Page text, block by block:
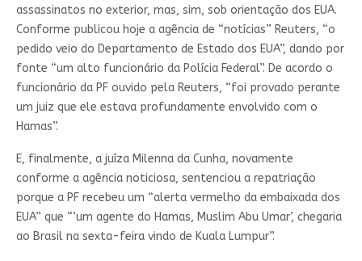
assassinatos no exterior, mas, sim, sob orientação dos EUA.
Conforme publicou hoje a agência de “notícias” Reuters, “o
pedido veio do Departamento de Estado dos EUA”, dando por
fonte “um alto funcionário da Polícia Federal”. De acordo o
funcionário da PF ouvido pela Reuters, “foi provado perante
um juiz que ele estava profundamente envolvido com o
Hamas”.
E, finalmente, a juíza Milenna da Cunha, novamente
conforme a agência noticiosa, sentenciou a repatriação
porque a PF recebeu um “alerta vermelho da embaixada dos
EUA” que “’um agente do Hamas, Muslim Abu Umar’, chegaria
ao Brasil na sexta-feira vindo de Kuala Lumpur”.